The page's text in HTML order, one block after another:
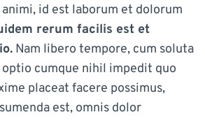
id est laborum et dolorum
rerum facilis est et
Nam libero tempore, cum soluta
cumque nihil impedit quo
placeat facere possimus,
est, omnis dolor